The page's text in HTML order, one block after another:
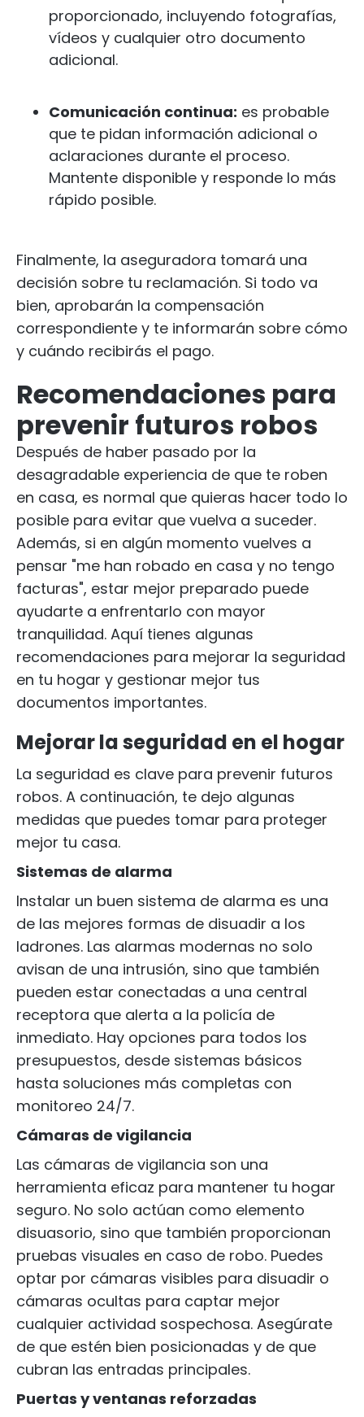
proporcionado, incluyendo fotografías,
vídeos y cualquier otro documento
adicional.
Comunicación continua: es probable
que te pidan información adicional o
aclaraciones durante el proceso.
Mantente disponible y responde lo más
rápido posible.
Finalmente, la aseguradora tomará una
decisión sobre tu reclamación. Si todo va
bien, aprobarán la compensación
correspondiente y te informarán sobre cómo
y cuándo recibirás el pago.
Recomendaciones para
prevenir futuros robos
Después de haber pasado por la
desagradable experiencia de que te roben
en casa, es normal que quieras hacer todo lo
posible para evitar que vuelva a suceder.
Además, si en algún momento vuelves a
pensar "me han robado en casa y no tengo
facturas", estar mejor preparado puede
ayudarte a enfrentarlo con mayor
tranquilidad. Aquí tienes algunas
recomendaciones para mejorar la seguridad
en tu hogar y gestionar mejor tus
documentos importantes.
Mejorar la seguridad en el hogar
La seguridad es clave para prevenir futuros
robos. A continuación, te dejo algunas
medidas que puedes tomar para proteger
mejor tu casa.
Sistemas de alarma
Instalar un buen sistema de alarma es una
de las mejores formas de disuadir a los
ladrones. Las alarmas modernas no solo
avisan de una intrusión, sino que también
pueden estar conectadas a una central
receptora que alerta a la policía de
inmediato. Hay opciones para todos los
presupuestos, desde sistemas básicos
hasta soluciones más completas con
monitoreo 24/7.
Cámaras de vigilancia
Las cámaras de vigilancia son una
herramienta eficaz para mantener tu hogar
seguro. No solo actúan como elemento
disuasorio, sino que también proporcionan
pruebas visuales en caso de robo. Puedes
optar por cámaras visibles para disuadir o
cámaras ocultas para captar mejor
cualquier actividad sospechosa. Asegúrate
de que estén bien posicionadas y de que
cubran las entradas principales.
Puertas y ventanas reforzadas